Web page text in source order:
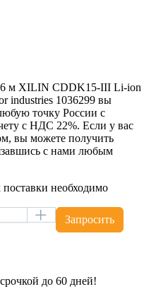
м XILIN CDDK15-III Li-ion
industries 1036299 вы
точку России с
с НДС 22%. Если у вас
вы можете получить
с нами любым
необходимо
Запросить
до 60 дней!